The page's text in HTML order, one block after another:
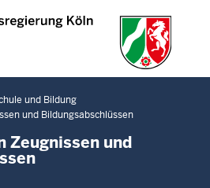
zum Inhalt
HAUPTMENÜ
und Bildung
und Bildungsabschlüssen
Zeugnissen und